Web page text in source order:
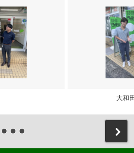
大和